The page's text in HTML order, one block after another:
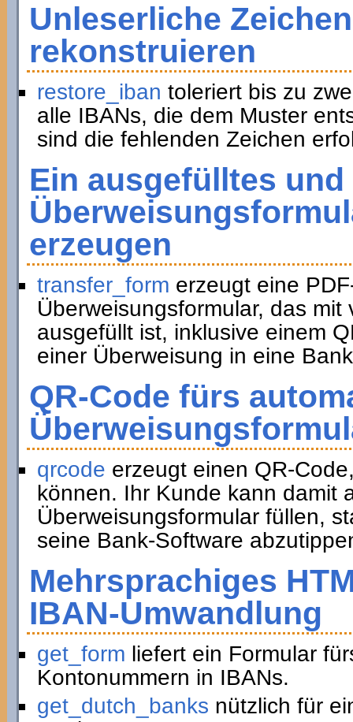
Unleserliche
rekonstruieren
restore_iban toleriert bis zu
alle IBANs, die dem Muster
sind die fehlenden Zeichen
Ein ausgefülltes
erzeugen
transfer_form erzeugt eine
Überweisungsformular, das
ausgefüllt ist, inklusive einem
einer Überweisung in eine
QR-Code fürs
qrcode erzeugt einen QR-
können. Ihr Kunde kann damit
Überweisungsformular füllen,
seine Bank-Software
Mehrsprachiges
IBAN-Umwandlung
get_form liefert ein Formular
Kontonummern in IBANs.
get_dutch_banks nützlich für